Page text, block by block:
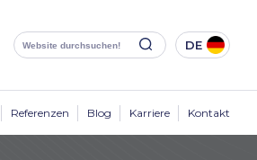
×
KSP MachineStandort
DE
Referenzen Blog Karriere Kontakt